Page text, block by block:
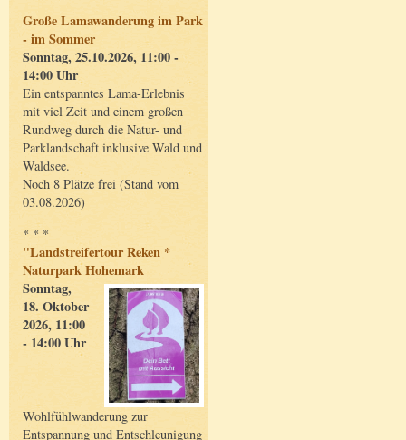
Große Lamawanderung im Park
- im Sommer
Sonntag, 25.10.2026, 11:00 -
14:00 Uhr
Ein entspanntes Lama-Erlebnis
mit viel Zeit und einem großen
Rundweg durch die Natur- und
Parklandschaft inklusive Wald und
Waldsee.
Noch 8 Plätze frei (Stand vom
03.08.2026)
* * *
"Landstreifertour Reken *
Naturpark Hohemark
Sonntag,
18. Oktober
2026, 11:00
- 14:00 Uhr
Wohlfühlwanderung zur
Entspannung und Entschleunigung